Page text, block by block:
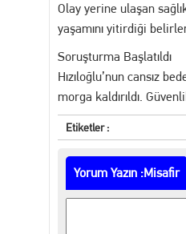
Olay yerine ulaşan
yaşamını yitirdiği
Soruşturma Başlatıldı
Hızıloğlu’nun cansız
morga kaldırıldı.
Etiketler :
Yorum Yazın :Misafir